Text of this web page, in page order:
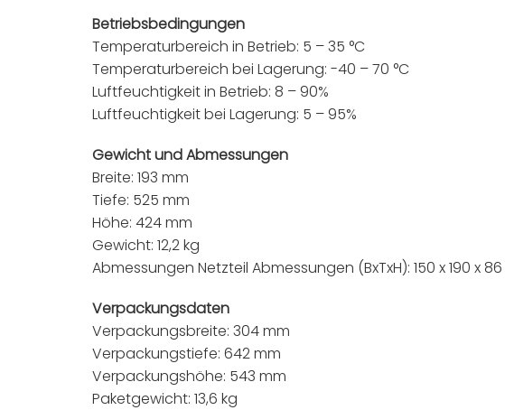
Betriebsbedingungen
Temperaturbereich in Betrieb: 5 – 35 °C
Temperaturbereich bei Lagerung: -40 – 70 °C
Luftfeuchtigkeit in Betrieb: 8 – 90%
Luftfeuchtigkeit bei Lagerung: 5 – 95%
Gewicht und Abmessungen
Breite: 193 mm
Tiefe: 525 mm
Höhe: 424 mm
Gewicht: 12,2 kg
Abmessungen Netzteil Abmessungen (BxTxH): 150 x 190 x
Verpackungsdaten
Verpackungsbreite: 304 mm
Verpackungstiefe: 642 mm
Verpackungshöhe: 543 mm
Paketgewicht: 13,6 kg